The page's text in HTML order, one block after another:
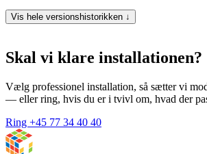
Vis hele versionshistorikken ↓
Skal vi klare installationen?
Vælg professionel installation, så sætter vi
— eller ring, hvis du er i tvivl om, hvad der
Ring +45 77 34 40 40